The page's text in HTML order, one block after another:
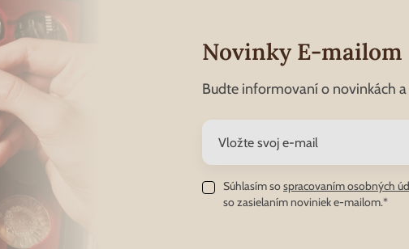
Novinky E-mailom
Budte informovaní o novinkách
Súhlasím sospracovaním osobných
so zasielaním noviniek e-mailom.*